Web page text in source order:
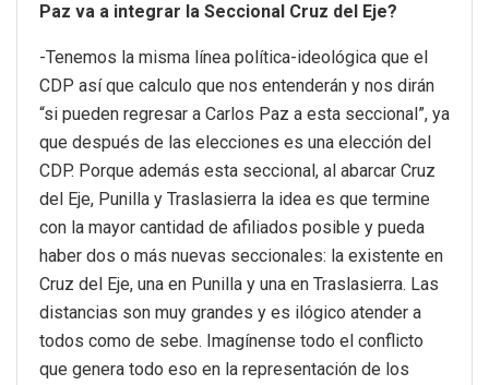
Paz va a integrar la Seccional Cruz del Eje?
-Tenemos la misma línea política-ideológica que el
CDP así que calculo que nos entenderán y nos dirán
“si pueden regresar a Carlos Paz a esta seccional”, ya
que después de las elecciones es una elección del
CDP. Porque además esta seccional, al abarcar Cruz
del Eje, Punilla y Traslasierra la idea es que termine
con la mayor cantidad de afiliados posible y pueda
haber dos o más nuevas seccionales: la existente en
Cruz del Eje, una en Punilla y una en Traslasierra. Las
distancias son muy grandes y es ilógico atender a
todos como de sebe. Imagínense todo el conflicto
que genera todo eso en la representación de los